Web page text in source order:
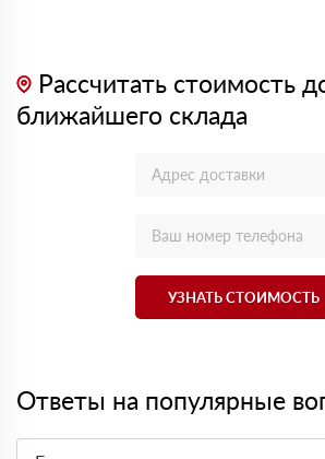
Рассчитать стоимость
ближайшего склада
УЗНАТЬ СТОИМОСТЬ
Ответы на популярные